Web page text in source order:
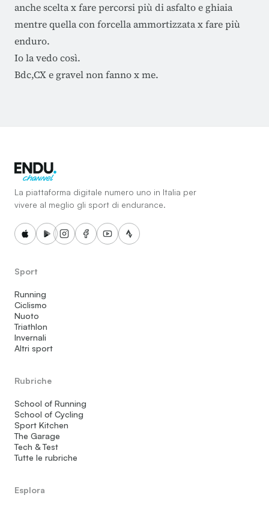
anche scelta x fare percorsi più di asfalto e ghiaia
mentre quella con forcella ammortizzata x fare più
enduro.
Io la vedo così.
Bdc,CX e gravel non fanno x me.
La piattaforma digitale numero uno in Italia per
vivere al meglio gli sport di endurance.
Sport
Running
Ciclismo
Nuoto
Triathlon
Invernali
Altri sport
Rubriche
School of Running
School of Cycling
Sport Kitchen
The Garage
Tech & Test
Tutte le rubriche
Esplora